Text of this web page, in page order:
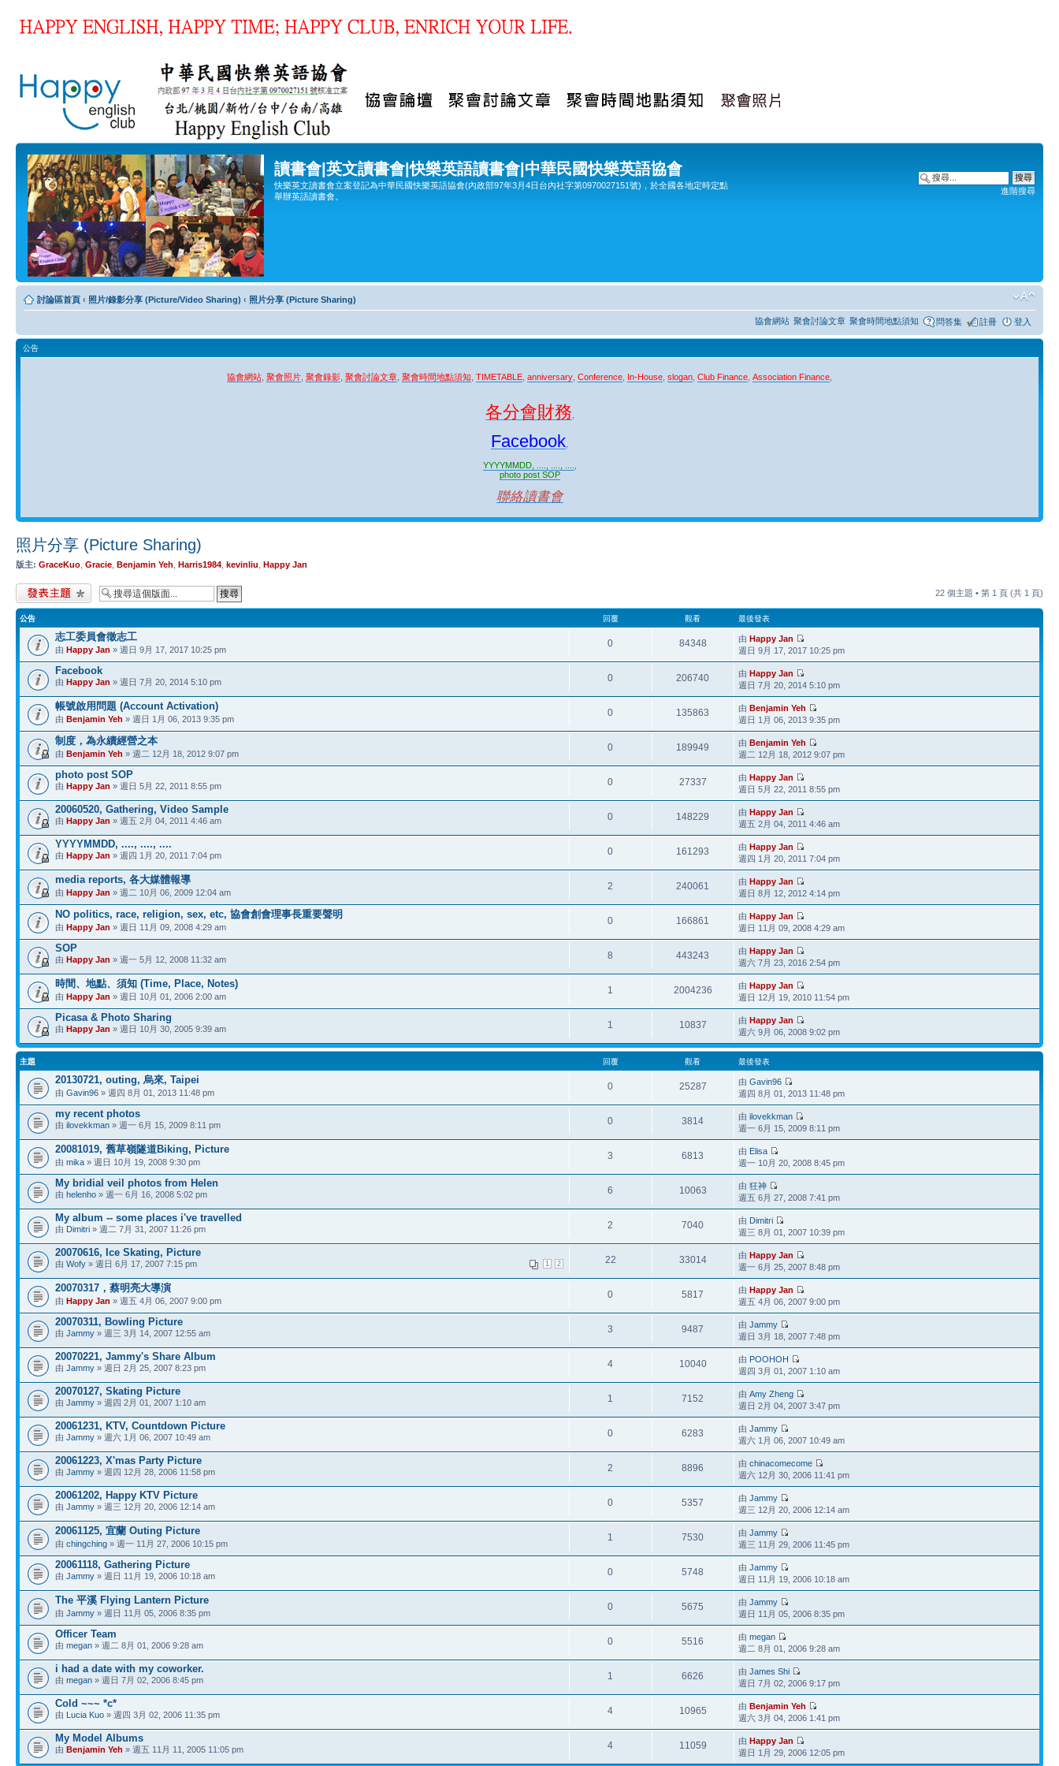
讀書會|英文讀書會|快樂英語讀書會|中華民國快樂英語協會
快樂英文讀書會立案登記為中華民國快樂英語協會(內政部97年3月4日台內社字第0970027151號)，於全國各地定時定點
舉辦英語讀書會。
進階搜尋
討論區首頁 ‹ 照片/錄影分享 (Picture/Video Sharing) ‹ 照片分享 (Picture Sharing)
協會網站 聚會討論文章 聚會時間地點須知 問答集 註冊 登入
公告
協會網站 聚會照片 聚會錄影 聚會討論文章 聚會時間地點須知 TIMETABLE anniversary Conference In-House slogan Club Finance Association Finance
各分會財務
Facebook
YYYYMMDD, ...., ...., ....
photo post SOP
聯絡讀書會
照片分享 (Picture Sharing)
版主: GraceKuo Gracie Benjamin Yeh Harris1984 kevinliu Happy Jan
發表新主題 22 個主題 • 第 1 頁 (共 1 頁)
公告 回覆 觀看 最後發表
志工委員會徵志工
由 Happy Jan » 週日 9月 17, 2017 10:25 pm
0 84348 由Happy Jan
週日 9月 17, 2017 10:25 pm
Facebook
由 Happy Jan » 週日 7月 20, 2014 5:10 pm 0 206740 由Happy Jan
週日 7月 20, 2014 5:10 pm
帳號啟用問題 (Account Activation)
由 Benjamin Yeh » 週日 1月 06, 2013 9:35 pm
0 135863 由Benjamin Yeh
週日 1月 06, 2013 9:35 pm
制度，為永續經營之本
由 Benjamin Yeh » 週二 12月 18, 2012 9:07 pm
0 189949 由Benjamin Yeh
週二 12月 18, 2012 9:07 pm
photo post SOP
由 Happy Jan » 週日 5月 22, 2011 8:55 pm 0 27337 由Happy Jan
週日 5月 22, 2011 8:55 pm
20060520, Gathering, Video Sample
由 Happy Jan » 週五 2月 04, 2011 4:46 am 0 148229 由Happy Jan
週五 2月 04, 2011 4:46 am
YYYYMMDD, ...., ...., ....
由 Happy Jan » 週四 1月 20, 2011 7:04 pm 0 161293 由Happy Jan
週四 1月 20, 2011 7:04 pm
media reports, 各大媒體報導
由 Happy Jan » 週二 10月 06, 2009 12:04 am
2 240061 由Happy Jan
週日 8月 12, 2012 4:14 pm
NO politics, race, religion, sex, etc, 協會創會理事長重要聲明
由 Happy Jan » 週日 11月 09, 2008 4:29 am
0 166861 由Happy Jan
週日 11月 09, 2008 4:29 am
SOP
由 Happy Jan » 週一 5月 12, 2008 11:32 am 8 443243 由Happy Jan
週六 7月 23, 2016 2:54 pm
時間、地點、須知 (Time, Place, Notes)
由 Happy Jan » 週日 10月 01, 2006 2:00 am
1 2004236 由Happy Jan
週日 12月 19, 2010 11:54 pm
Picasa & Photo Sharing
由 Happy Jan » 週日 10月 30, 2005 9:39 am 1 10837 由Happy Jan
週六 9月 06, 2008 9:02 pm
主題 回覆 觀看 最後發表
20130721, outing, 烏來, Taipei
由 Gavin96 » 週四 8月 01, 2013 11:48 pm
0 25287 由Gavin96
週四 8月 01, 2013 11:48 pm
my recent photos
由 ilovekkman » 週一 6月 15, 2009 8:11 pm 0 3814 由ilovekkman
週一 6月 15, 2009 8:11 pm
20081019, 舊草嶺隧道Biking, Picture
由 mika » 週日 10月 19, 2008 9:30 pm
3 6813 由 Elisa
週一 10月 20, 2008 8:45 pm
My bridial veil photos from Helen
由 helenho » 週一 6月 16, 2008 5:02 pm 6 10063 由狂神
週五 6月 27, 2008 7:41 pm
My album -- some places i've travelled
由 Dimitri » 週二 7月 31, 2007 11:26 pm 2 7040 由 Dimitri
週三 8月 01, 2007 10:39 pm
20070616, Ice Skating, Picture
1 2
由 Wofy » 週日 6月 17, 2007 7:15 pm 22 33014 由Happy Jan
週一 6月 25, 2007 8:48 pm
20070317，蔡明亮大導演
由 Happy Jan » 週五 4月 06, 2007 9:00 pm
0 5817 由Happy Jan
週五 4月 06, 2007 9:00 pm
20070311, Bowling Picture
由 Jammy » 週三 3月 14, 2007 12:55 am 3 9487 由Jammy
週日 3月 18, 2007 7:48 pm
20070221, Jammy's Share Album
由 Jammy » 週日 2月 25, 2007 8:23 pm 4 10040 由 POOHOH
週四 3月 01, 2007 1:10 am
20070127, Skating Picture
由 Jammy » 週四 2月 01, 2007 1:10 am 1 7152 由Amy Zheng
週日 2月 04, 2007 3:47 pm
20061231, KTV, Countdown Picture
由 Jammy » 週六 1月 06, 2007 10:49 am 0 6283 由Jammy
週六 1月 06, 2007 10:49 am
20061223, X'mas Party Picture
由 Jammy » 週四 12月 28, 2006 11:58 pm 2 8896 由chinacomecome
週六 12月 30, 2006 11:41 pm
20061202, Happy KTV Picture
由 Jammy » 週三 12月 20, 2006 12:14 am 0 5357 由Jammy
週三 12月 20, 2006 12:14 am
20061125, 宜蘭 Outing Picture
由 chingching » 週一 11月 27, 2006 10:15 pm
1 7530 由Jammy
週三 11月 29, 2006 11:45 pm
20061118, Gathering Picture
由 Jammy » 週日 11月 19, 2006 10:18 am 0 5748 由Jammy
週日 11月 19, 2006 10:18 am
The 平溪 Flying Lantern Picture
由 Jammy » 週日 11月 05, 2006 8:35 pm
0 5675 由Jammy
週日 11月 05, 2006 8:35 pm
Officer Team
由 megan » 週二 8月 01, 2006 9:28 am 0 5516 由megan
週二 8月 01, 2006 9:28 am
i had a date with my coworker.
由 megan » 週日 7月 02, 2006 8:45 pm 1 6626 由James Shi
週日 7月 02, 2006 9:17 pm
Cold ~~~ *c*
由 Lucia Kuo » 週四 3月 02, 2006 11:35 pm 4 10965 由Benjamin Yeh
週六 3月 04, 2006 1:41 pm
My Model Albums
由 Benjamin Yeh » 週五 11月 11, 2005 11:05 pm 4 11059 由Happy Jan
週日 1月 29, 2006 12:05 pm